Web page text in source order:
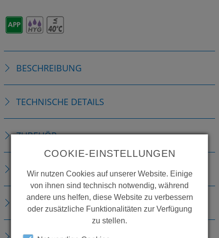
BESCHREIBUNG
TECHNISCHE DETAILS
ZUBEHÖR
VERBRAUCHSMATERIALIEN
ERSATZTEILE
COOKIE-EINSTELLUNGEN
Wir nutzen Cookies auf unserer Website. Einige
von ihnen sind technisch notwendig, während
andere uns helfen, diese Website zu verbessern
oder zusätzliche Funktionalitäten zur Verfügung
zu stellen.